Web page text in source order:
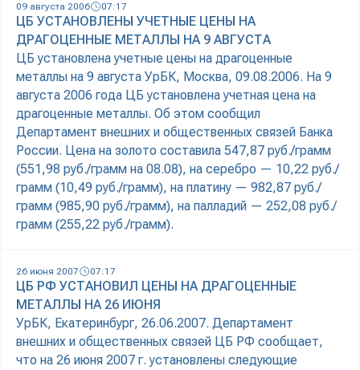
09 августа 2006 07:17
ЦБ УСТАНОВЛЕНЫ УЧЕТНЫЕ ЦЕНЫ НА
ДРАГОЦЕННЫЕ МЕТАЛЛЫ НА 9 АВГУСТА
ЦБ установлена учетные цены на драгоценные
металлы на 9 августа УрБК, Москва, 09.08.2006. На 9
августа 2006 года ЦБ установлена учетная цена на
драгоценные металлы. Об этом сообщил
Департамент внешних и общественных связей Банка
России. Цена на золото составила 547,87 руб./грамм
(551,98 руб./грамм на 08.08), на серебро — 10,22 руб./
грамм (10,49 руб./грамм), на платину — 982,87 руб./
грамм (985,90 руб./грамм), на палладий — 252,08 руб./
грамм (255,22 руб./грамм).
26 июня 2007 07:17
ЦБ РФ УСТАНОВИЛ ЦЕНЫ НА ДРАГОЦЕННЫЕ
МЕТАЛЛЫ НА 26 ИЮНЯ
УрБК, Екатеринбург, 26.06.2007. Департамент
внешних и общественных связей ЦБ РФ сообщает,
что на 26 июня 2007 г. установлены следующие